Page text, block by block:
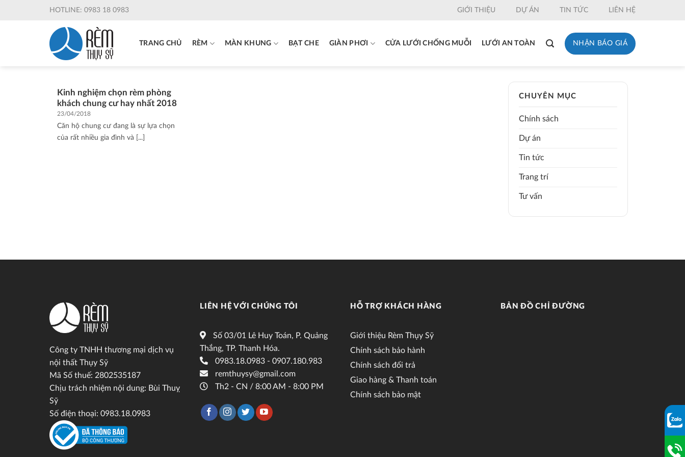
HOTLINE: 0983 18 0983 GIỚI THIỆU DỰ ÁN TIN TỨC LIÊN HỆ
TRANG CHỦ RÈM MÀN KHUNG BẠT CHE GIÀN PHƠI CỬA LƯỚI CHỐNG MUỖI LƯỚI AN TOÀN NHẬN BÁO GIÁ
Kinh nghiệm chọn rèm phòng
khách chung cư hay nhất 2018
23/04/2018
Căn hộ chung cư đang là sự lựa chọn
của rất nhiều gia đình và [...]
CHUYÊN MỤC
Chính sách
Dự án
Tin tức
Trang trí
Tư vấn
Công ty TNHH thương mại dịch vụ
nội thất Thụy Sỹ
Mã Số thuế: 2802535187
Chịu trách nhiệm nội dung: Bùi Thuỵ
Sỹ
Số điện thoại: 0983.18.0983
LIÊN HỆ VỚI CHÚNG TÔI
Số 03/01 Lê Huy Toán, P. Quảng
Thắng, TP. Thanh Hóa.
0983.18.0983 - 0907.180.983
remthuysy@gmail.com
Th2 - CN / 8:00 AM - 8:00 PM
HỖ TRỢ KHÁCH HÀNG
Giới thiệu Rèm Thụy Sỹ
Chính sách bảo hành
Chính sách đổi trả
Giao hàng & Thanh toán
Chính sách bảo mật
BẢN ĐỒ CHỈ ĐƯỜNG